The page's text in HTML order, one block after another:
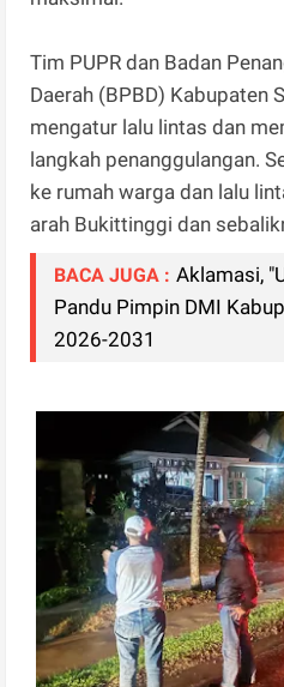
Tim PUPR dan Badan
Daerah (BPBD) Kabupaten
mengatur lalu lintas dan
langkah penanggulangan.
ke rumah warga dan lalu
arah Bukittinggi dan
BACA JUGA : Aklamasi,
Pandu Pimpin DMI
2026-2031